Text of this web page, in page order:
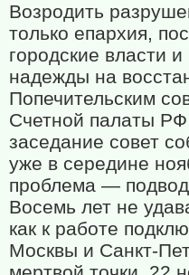
Возродить
только епархия,
городские власти
надежды на
Попечительским
Счетной палаты
заседание совет
уже в середине
проблема — подвод
Восемь лет не
как к работе
Москвы и Санкт-